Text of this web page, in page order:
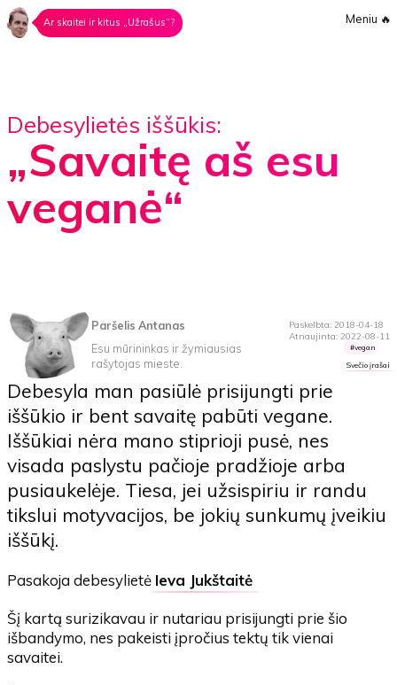
Ar skaitei ir kitus „Užrašus“? Meniu 🔥
Debesylietės iššūkis:
„Savaitę aš esu
veganė“
Paršelis Antanas
Esu mūrininkas ir žymiausias
rašytojas mieste.
Paskelbta: 2018-04-18
Atnaujinta: 2022-08-11
vegan
Svečio įrašai
Debesyla man pasiūlė prisijungti prie
iššūkio ir bent savaitę pabūti vegane.
Iššūkiai nėra mano stiprioji pusė, nes
visada paslystu pačioje pradžioje arba
pusiaukelėje. Tiesa, jei užsispiriu ir randu
tikslui motyvacijos, be jokių sunkumų įveikiu
iššūkį.
Pasakoja debesylietė Ieva Jukštaitė
Šį kartą surizikavau ir nutariau prisijungti prie šio
išbandymo, nes pakeisti įpročius tektų tik vienai
savaitei.